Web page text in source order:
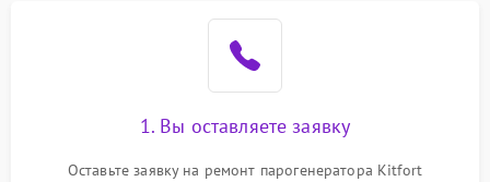
1. Вы оставляете заявку
Оставьте заявку на ремонт парогенератора Kitfort